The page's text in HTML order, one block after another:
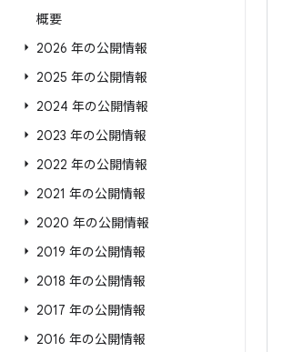
概要
2026 年の公開情報
2025 年の公開情報
2024 年の公開情報
2023 年の公開情報
2022 年の公開情報
2021 年の公開情報
2020 年の公開情報
2019 年の公開情報
2018 年の公開情報
2017 年の公開情報
2016 年の公開情報